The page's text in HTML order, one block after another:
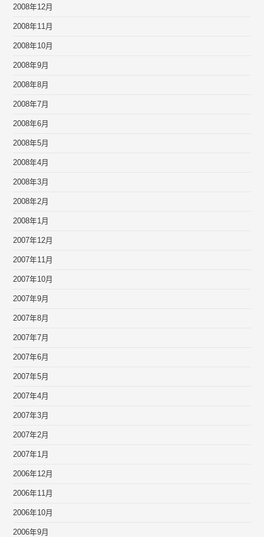
2008年12月
2008年11月
2008年10月
2008年9月
2008年8月
2008年7月
2008年6月
2008年5月
2008年4月
2008年3月
2008年2月
2008年1月
2007年12月
2007年11月
2007年10月
2007年9月
2007年8月
2007年7月
2007年6月
2007年5月
2007年4月
2007年3月
2007年2月
2007年1月
2006年12月
2006年11月
2006年10月
2006年9月